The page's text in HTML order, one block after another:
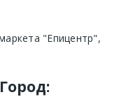
"Епицентр",
Город: